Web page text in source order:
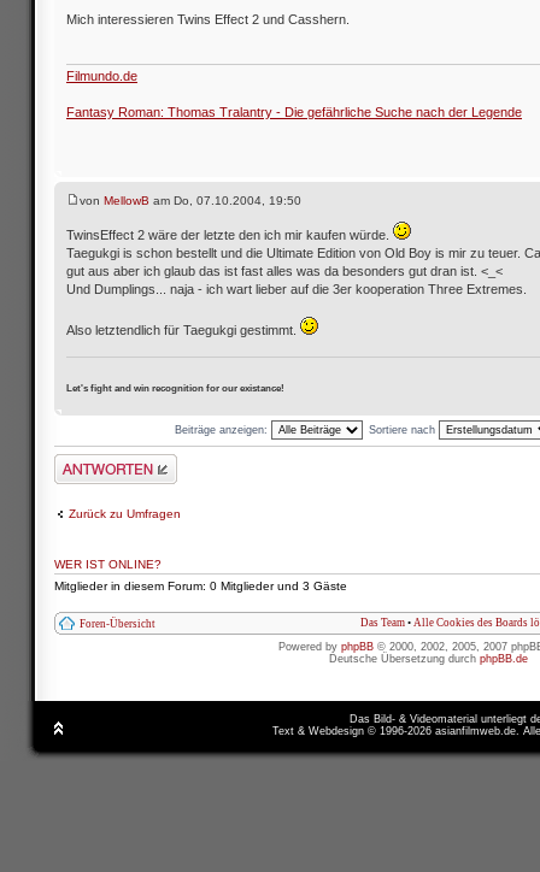
Mich interessieren Twins Effect 2 und Casshern.
Filmundo.de
Fantasy Roman: Thomas Tralantry - Die gefährliche Suche nach der Legende
von MellowB am Do, 07.10.2004, 19:50
TwinsEffect 2 wäre der letzte den ich mir kaufen würde.
Taegukgi is schon bestellt und die Ultimate Edition von Old Boy is mir zu teuer.
gut aus aber ich glaub das ist fast alles was da besonders gut dran ist. <_<
Und Dumplings... naja - ich wart lieber auf die 3er kooperation Three Extremes.
Also letztendlich für Taegukgi gestimmt.
Let's fight and win recognition for our existance!
Beiträge anzeigen: Sortiere nach
Antwort schreiben
Zurück zu Umfragen
WER IST ONLINE?
Mitglieder in diesem Forum: 0 Mitglieder und 3 Gäste
Foren-Übersicht Das Team • Alle Cookies des Boards
Powered by phpBB © 2000, 2002, 2005, 2007
Deutsche Übersetzung durch phpBB.de
Das Bild- & Videomaterial unterliegt
Text & Webdesign © 1996-2026 asianfilmweb.de.